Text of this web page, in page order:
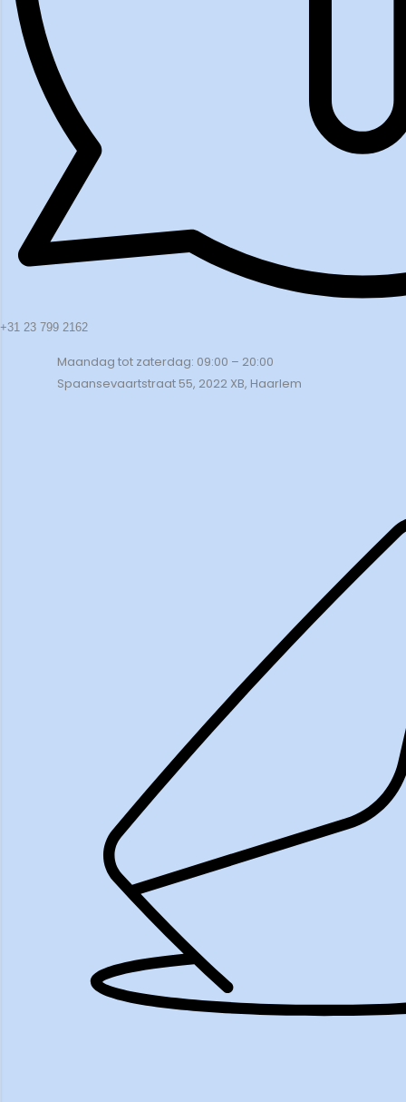
+31 23 799 2162
Maandag tot zaterdag: 09:00 – 20:00
Spaansevaartstraat 55, 2022 XB, Haarlem